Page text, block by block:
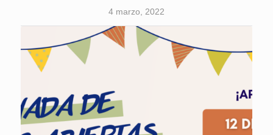
4 marzo, 2022